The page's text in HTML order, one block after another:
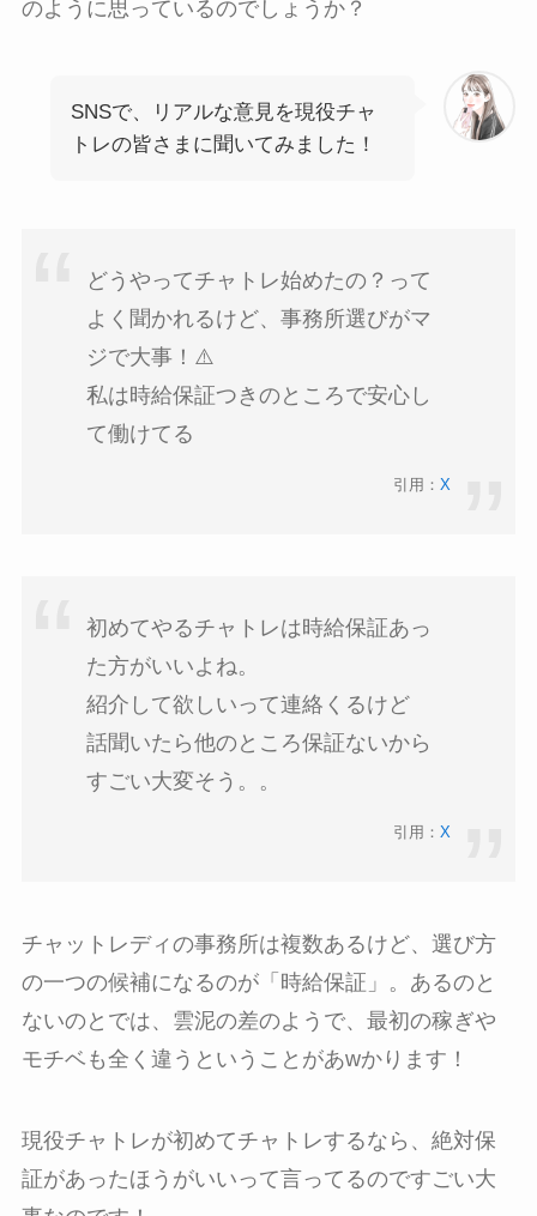
のように思っているのでしょうか？
SNSで、リアルな意見を現役チャ
トレの皆さまに聞いてみました！
どうやってチャトレ始めたの？って
よく聞かれるけど、事務所選びがマ
ジで大事！⚠️
私は時給保証つきのところで安心し
て働けてる
引用：X
初めてやるチャトレは時給保証あっ
た方がいいよね。
紹介して欲しいって連絡くるけど
話聞いたら他のところ保証ないから
すごい大変そう。。
引用：X
チャットレディの事務所は複数あるけど、選び方
の一つの候補になるのが「時給保証」。あるのと
ないのとでは、雲泥の差のようで、最初の稼ぎや
モチベも全く違うということがあwかります！
現役チャトレが初めてチャトレするなら、絶対保
証があったほうがいいって言ってるのですごい大